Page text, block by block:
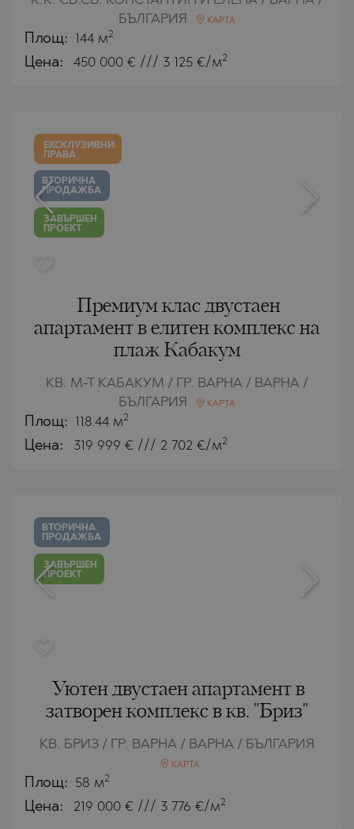
БЪЛГАРИЯ
КАРТА
Площ: 144 м2
Цена: 450 000 € /// 3 125 €/м2
ЕКСКЛУЗИВНИ
ПРАВА
ВТОРИЧНА
ПРОДАЖБА
ЗАВЪРШЕН
ПРОЕКТ
Премиум клас двустаен
апартамент в елитен комплекс на
плаж Кабакум
КВ. М-Т КАБАКУМ / ГР. ВАРНА / ВАРНА /
БЪЛГАРИЯ
КАРТА
Площ: 118.44 м2
Цена: 319 999 € /// 2 702 €/м2
ВТОРИЧНА
ПРОДАЖБА
ЗАВЪРШЕН
ПРОЕКТ
Уютен двустаен апартамент в
затворен комплекс в кв. "Бриз"
КВ. БРИЗ / ГР. ВАРНА / ВАРНА / БЪЛГАРИЯ
КАРТА
Площ: 58 м2
Цена: 219 000 € /// 3 776 €/м2